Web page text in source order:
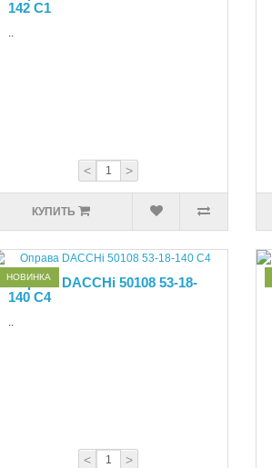
142 С1
..
< >
КУПИТЬ
НОВИНКА
Оправа DACCHi 50108 53-18-
140 С4
..
< >